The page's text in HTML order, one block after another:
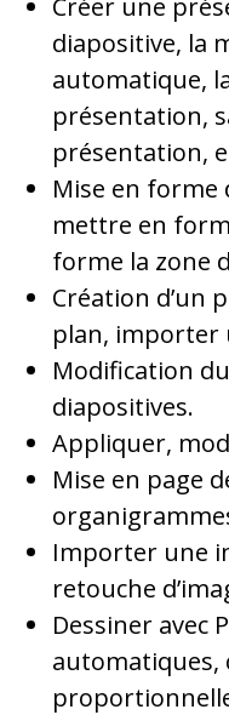
Créer une
diapositive, la
automatique,
présentation,
présentation,
Mise en forme
mettre en
forme la zone
Création d’un
plan, importer
Modification
diapositives.
Appliquer,
Mise en page
Importer une
retouche
Dessiner avec
automatiques,